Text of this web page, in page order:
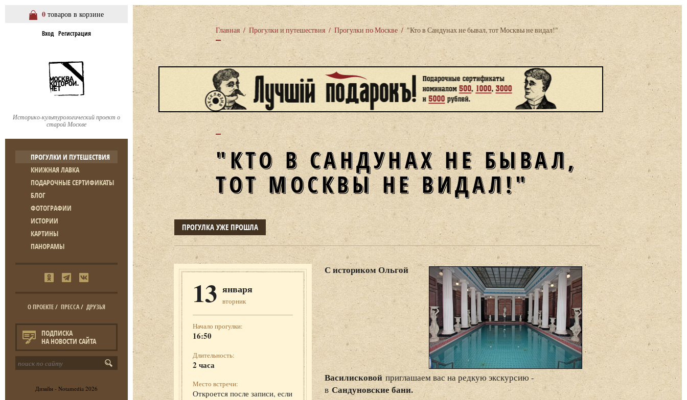
0 товаров в корзине
Вход Регистрация
Историко-культурологический проект о
старой Москве
ПРОГУЛКИ И ПУТЕШЕСТВИЯ
КНИЖНАЯ ЛАВКА
ПОДАРОЧНЫЕ СЕРТИФИКАТЫ
БЛОГ
ФОТОГРАФИИ
ИСТОРИИ
КАРТИНЫ
ПАНОРАМЫ
О ПРОЕКТЕ/ ПРЕССА/ ДРУЗЬЯ
ПОДПИСКА
НА НОВОСТИ САЙТА
Дизайн - Notamedia 2026
Главная / Прогулки и путешествия / Прогулки по Москве / "Кто в Сандунах не бывал, тот Москвы не видал!"
"КТО В САНДУНАХ НЕ БЫВАЛ,
ТОТ МОСКВЫ НЕ ВИДАЛ!"
ПРОГУЛКА УЖЕ ПРОШЛА
13 января
вторник
Начало прогулки:
16:50
Длительность:
2 часа
Место встречи:
Откроется после записи, если
С историком Ольгой
Василисковойприглашаем вас на редкую экскурсию -
в Сандуновские бани.